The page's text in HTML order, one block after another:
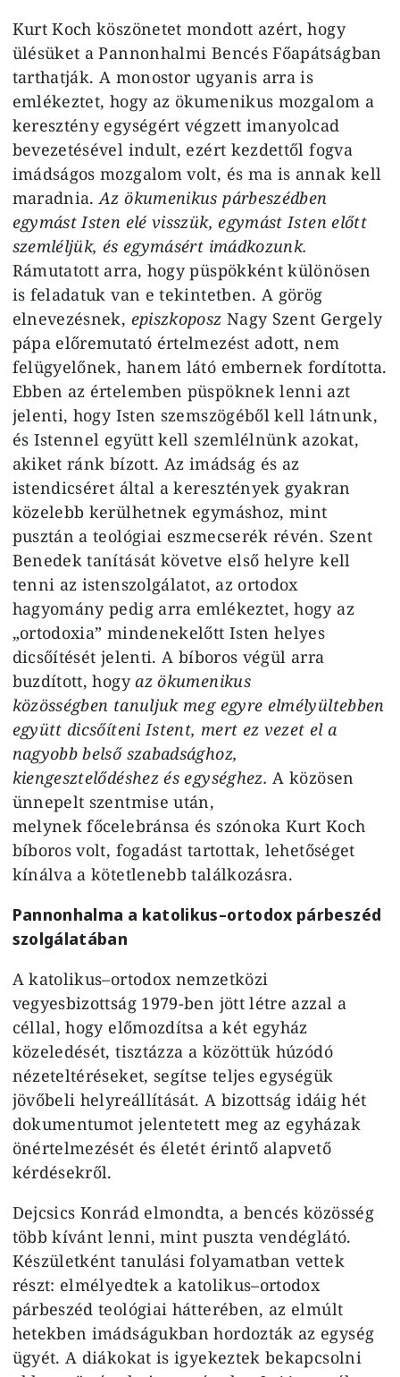
Kurt Koch köszönetet mondott azért, hogy
ülésüket a Pannonhalmi Bencés Főapátságban
tarthatják. A monostor ugyanis arra is
emlékeztet, hogy az ökumenikus mozgalom a
keresztény egységért végzett imanyolcad
bevezetésével indult, ezért kezdettől fogva
imádságos mozgalom volt, és ma is annak kell
maradnia.Az ökumenikus párbeszédben
egymást Isten elé visszük, egymást Isten előtt
szemléljük, és egymásért imádkozunk.
Rámutatott arra, hogy püspökként különösen
is feladatuk van e tekintetben. A görög
elnevezésnek, episzkoposz Nagy Szent Gergely
pápa előremutató értelmezést adott, nem
felügyelőnek, hanem látó embernek fordította.
Ebben az értelemben püspöknek lenni azt
jelenti, hogy Isten szemszögéből kell látnunk,
és Istennel együtt kell szemlélnünk azokat,
akiket ránk bízott. Az imádság és az
istendicséret által a keresztények gyakran
közelebb kerülhetnek egymáshoz, mint
pusztán a teológiai eszmecserék révén. Szent
Benedek tanítását követve első helyre kell
tenni az istenszolgálatot, az ortodox
hagyomány pedig arra emlékeztet, hogy az
„ortodoxia” mindenekelőtt Isten helyes
dicsőítését jelenti. A bíboros végül arra
buzdított, hogyaz ökumenikus
közösségben tanuljuk meg egyre elmélyültebben
együtt dicsőíteni Istent, mert ez vezet el a
nagyobb belső szabadsághoz,
kiengesztelődéshez és egységhez. A közösen
ünnepelt szentmise után,
melynek főcelebránsa és szónoka Kurt Koch
bíboros volt, fogadást tartottak, lehetőséget
kínálva a kötetlenebb találkozásra.
Pannonhalma a katolikus–ortodox párbeszéd
szolgálatában
A katolikus–ortodox nemzetközi
vegyesbizottság 1979-ben jött létre azzal a
céllal, hogy előmozdítsa a két egyház
közeledését, tisztázza a közöttük húzódó
nézeteltéréseket, segítse teljes egységük
jövőbeli helyreállítását. A bizottság idáig hét
dokumentumot jelentetett meg az egyházak
önértelmezését és életét érintő alapvető
kérdésekről.
Dejcsics Konrád elmondta, a bencés közösség
több kívánt lenni, mint puszta vendéglátó.
Készületként tanulási folyamatban vettek
részt: elmélyedtek a katolikus–ortodox
párbeszéd teológiai hátterében, az elmúlt
hetekben imádságukban hordozták az egység
ügyét. A diákokat is igyekeztek bekapcsolni